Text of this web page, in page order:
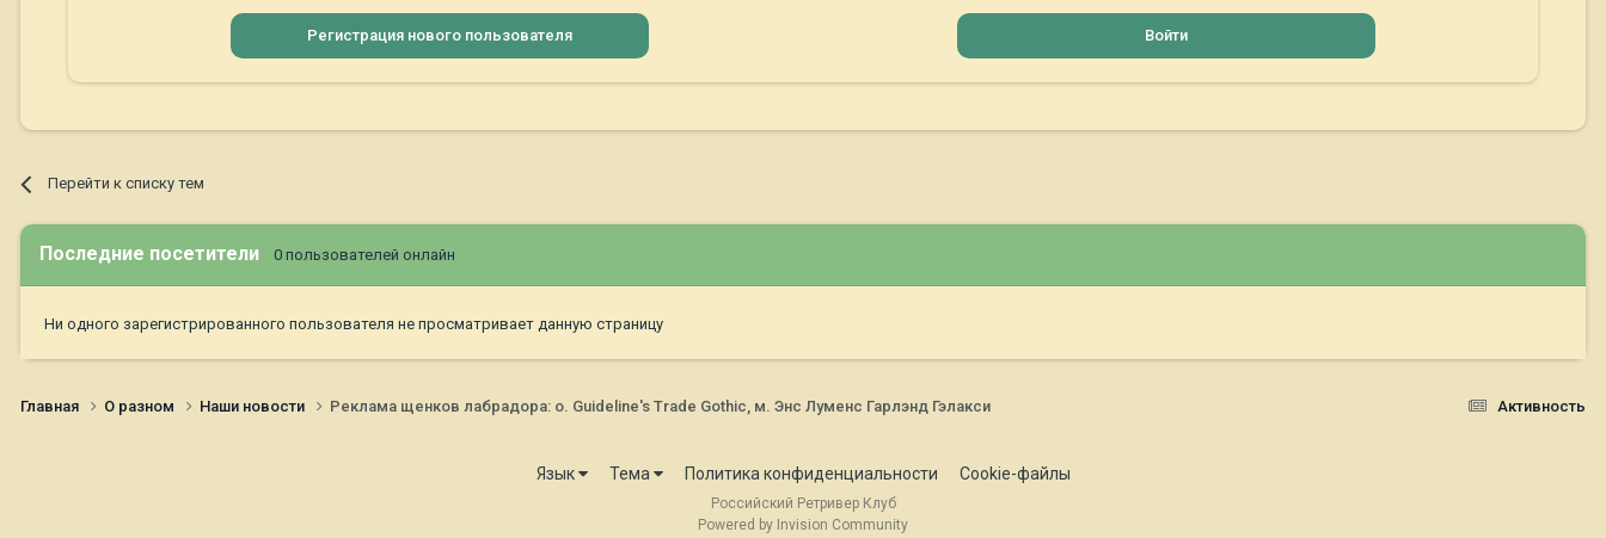
Регистрация нового пользователя Войти
Перейти к списку тем
Последние посетители 0 пользователей онлайн
Ни одного зарегистрированного пользователя не просматривает данную страницу
Активность
Главная О разном Наши новости Реклама щенков лабрадора: о. Guideline's Trade Gothic, м. Энс Луменс Гарлэнд Гэлакси
Язык Тема Политика конфиденциальности Cookie-файлы
Российский Ретривер Клуб
Powered by Invision Community